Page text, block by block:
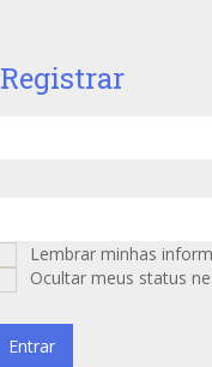
Registrar
Lembrar minhas
Ocultar meus status